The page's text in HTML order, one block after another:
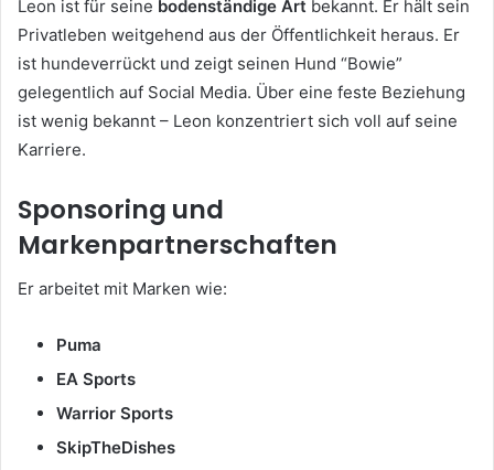
Leon ist für seine bodenständige Art bekannt. Er hält sein
Privatleben weitgehend aus der Öffentlichkeit heraus. Er
ist hundeverrückt und zeigt seinen Hund “Bowie”
gelegentlich auf Social Media. Über eine feste Beziehung
ist wenig bekannt – Leon konzentriert sich voll auf seine
Karriere.
Sponsoring und
Markenpartnerschaften
Er arbeitet mit Marken wie:
Puma
EA Sports
Warrior Sports
SkipTheDishes